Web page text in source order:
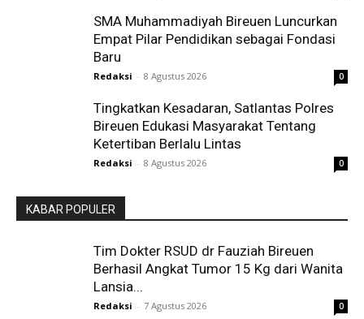
SMA Muhammadiyah Bireuen Luncurkan
Empat Pilar Pendidikan sebagai Fondasi
Baru
Redaksi - 8 Agustus 2026 0
Tingkatkan Kesadaran, Satlantas Polres
Bireuen Edukasi Masyarakat Tentang
Ketertiban Berlalu Lintas
Redaksi - 8 Agustus 2026 0
KABAR POPULER
Tim Dokter RSUD dr Fauziah Bireuen
Berhasil Angkat Tumor 15 Kg dari Wanita
Lansia...
Redaksi - 7 Agustus 2026 0